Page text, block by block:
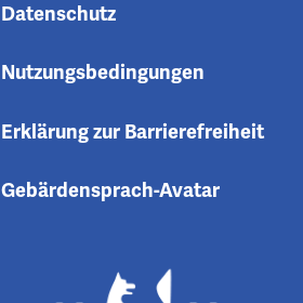
Datenschutz
Nutzungsbedingungen
Erklärung zur Barrierefreiheit
Gebärdensprach-Avatar